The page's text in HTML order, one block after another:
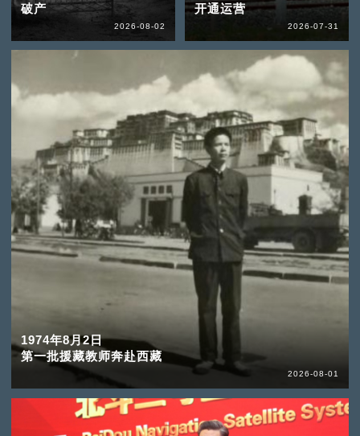
破产
2026-08-02
1974年8月2日
第一批援藏教师奔赴西藏
2026-08-01
开通运营
2026-07-31